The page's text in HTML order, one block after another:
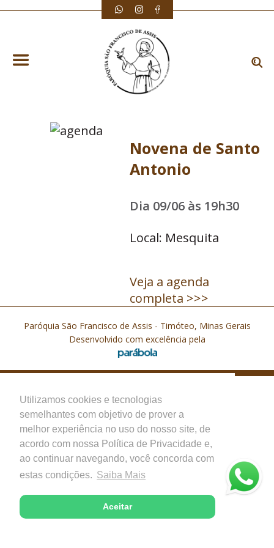
Utilizamos cookies e tecnologias
semelhantes com objetivo de prover a
melhor experiência no uso do nosso site, de
acordo com nossa Política de Privacidade e,
ao continuar navegando, você concorda com
estas condições. Saiba Mais
Aceitar
Novena de Santo
Antonio
Dia 09/06 às 19h30
Local: Mesquita
Veja a agenda
completa >>>
Paróquia São Francisco de Assis - Timóteo, Minas Gerais
Desenvolvido com excelência pela